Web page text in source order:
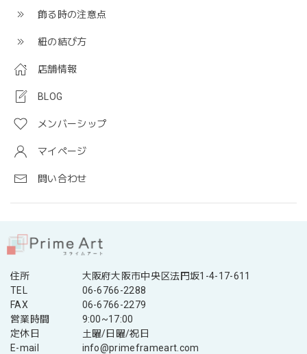
飾る時の注意点
紐の結び方
店舗情報
BLOG
メンバーシップ
マイページ
問い合わせ
住所
大阪府大阪市中央区法円坂1-4-17-611
TEL
06-6766-2288
FAX
06-6766-2279
営業時間
9:00~17:00
定休日
土曜/日曜/祝日
E-mail
info@primeframeart.com